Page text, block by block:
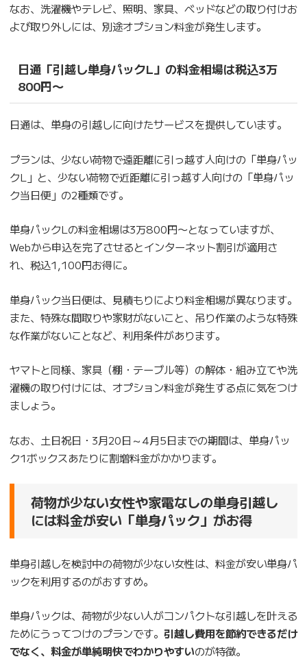
なお、洗濯機やテレビ、照明、家具、ベッドなどの取り付けお
よび取り外しには、別途オプション料金が発生します。
日通「引越し単身パックL」の料金相場は税込3万
800円〜
日通は、単身の引越しに向けたサービスを提供しています。
プランは、少ない荷物で遠距離に引っ越す人向けの「単身パッ
クL」と、少ない荷物で近距離に引っ越す人向けの「単身パッ
ク当日便」の2種類です。
単身パックLの料金相場は3万800円〜となっていますが、
Webから申込を完了させるとインターネット割引が適用さ
れ、税込1,100円お得に。
単身パック当日便は、見積もりにより料金相場が異なります。
また、特殊な間取りや家財がないこと、吊り作業のような特殊
な作業がないことなど、利用条件があります。
ヤマトと同様、家具（棚・テーブル等）の解体・組み立てや洗
濯機の取り付けには、オプション料金が発生する点に気をつけ
ましょう。
なお、土日祝日・3月20日～4月5日までの期間は、単身パッ
ク1ボックスあたりに割増料金がかかります。
荷物が少ない女性や家電なしの単身引越し
には料金が安い「単身パック」がお得
単身引越しを検討中の荷物が少ない女性は、料金が安い単身パ
ックを利用するのがおすすめ。
単身パックは、荷物が少ない人がコンパクトな引越しを叶える
ためにうってつけのプランです。 引越し費用を節約できるだけ
でなく、料金が単純明快でわかりやすいのが特徴。